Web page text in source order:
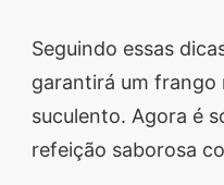
Seguindo essas
garantirá um frango
suculento. Agora é
refeição saborosa